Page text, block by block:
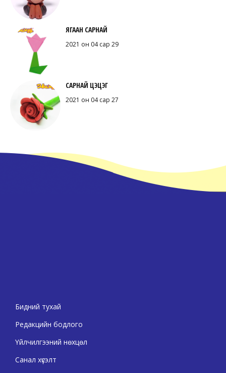
ЯГААН САРНАЙ
2021 он 04 сар 29
САРНАЙ ЦЭЦЭГ
2021 он 04 сар 27
Бидний тухай
Редакцийн бодлого
Үйлчилгээний нөхцөл
Санал хүсэлт